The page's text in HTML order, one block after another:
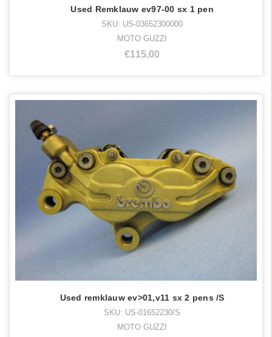
Used Remklauw ev97-00 sx 1 pen
SKU: US-03652300000
MOTO GUZZI
€115,00
Used remklauw ev>01,v11 sx 2 pens /S
SKU: US-01652230/S
MOTO GUZZI